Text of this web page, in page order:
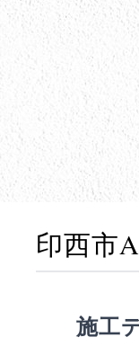
印西市
施工